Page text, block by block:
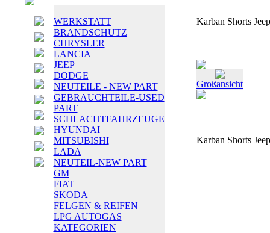
WERKSTATT
BRANDSCHUTZ
CHRYSLER
LANCIA
JEEP
DODGE
NEUTEILE - NEW PART
GEBRAUCHTEILE-USED
PART
SCHLACHTFAHRZEUGE
HYUNDAI
MITSUBISHI
LADA
NEUTEIL-NEW PART
GM
FIAT
SKODA
FELGEN & REIFEN
LPG AUTOGAS
KATEGORIEN
Karban Shorts Jeep
Großansicht
Karban Shorts Jeep